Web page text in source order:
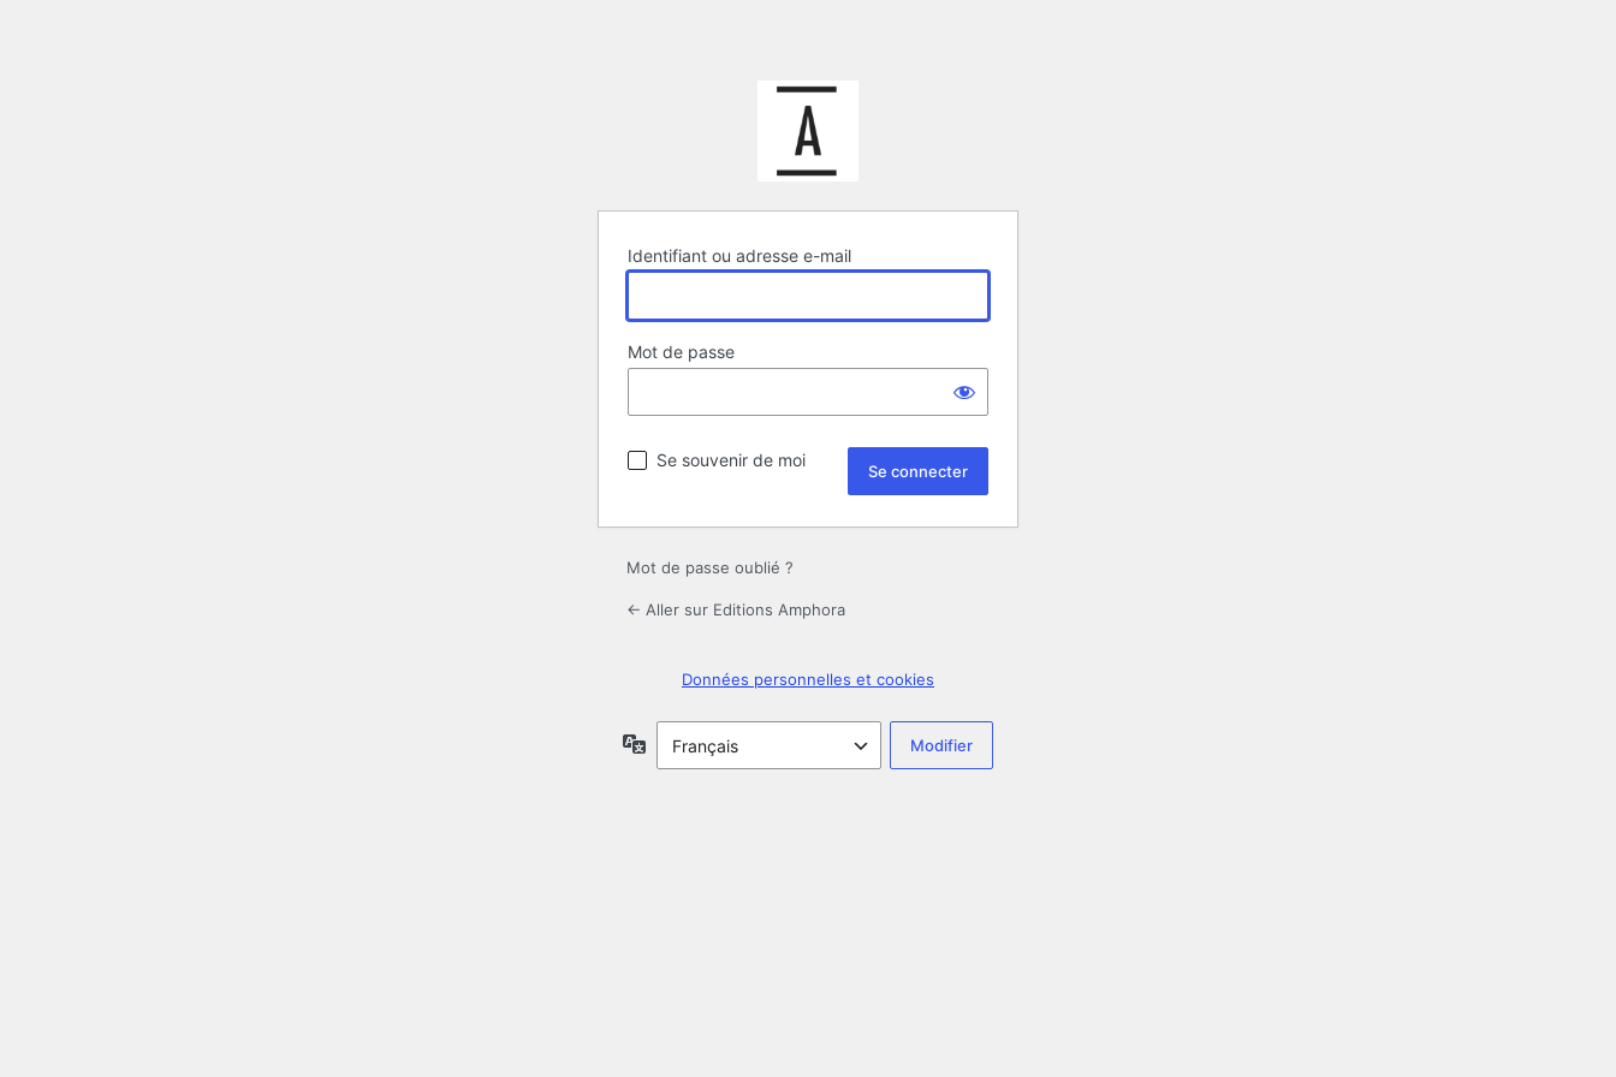
Identifiant ou adresse e-mail
Mot de passe
Se souvenir de moi
Mot de passe oublié ?
← Aller sur Editions Amphora
Données personnelles et cookies
Langue